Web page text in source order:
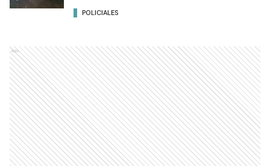
POLICIALES
Ads